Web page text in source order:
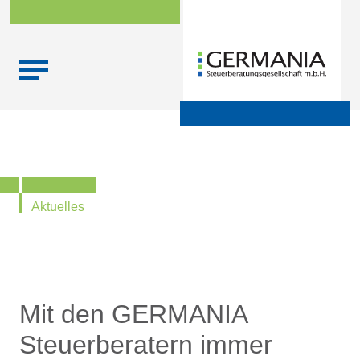
Skip
Wirtschaftsprüfung und Finanzen
Aktuelles
Mit den GERMANIA
Steuerberatern immer